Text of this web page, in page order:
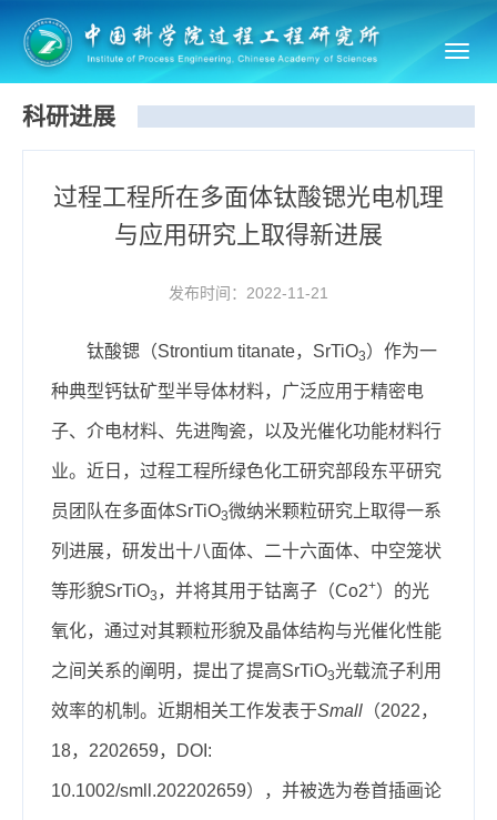
科研进展
过程工程所在多面体钛酸锶光电机理
与应用研究上取得新进展
发布时间：2022-11-21
钛酸锶（Strontium titanate，SrTiO3）作为一
种典型钙钛矿型半导体材料，广泛应用于精密电
子、介电材料、先进陶瓷，以及光催化功能材料行
业。近日，过程工程所绿色化工研究部段东平研究
员团队在多面体SrTiO3微纳米颗粒研究上取得一系
列进展，研发出十八面体、二十六面体、中空笼状
等形貌SrTiO3 ，并将其用于钴离子（Co2+）的光
氧化，通过对其颗粒形貌及晶体结构与光催化性能
之间关系的阐明，提出了提高SrTiO3光载流子利用
效率的机制。近期相关工作发表于Small （2022，
18，2202659，DOI:
10.1002/smll.202202659），并被选为卷首插画论